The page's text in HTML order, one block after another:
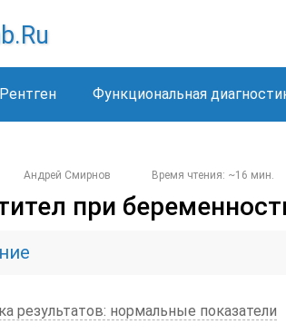
Рентген Функциональная
Андрей Смирнов Время чтения: ~16 мин.
при
результатов: нормальные показатели